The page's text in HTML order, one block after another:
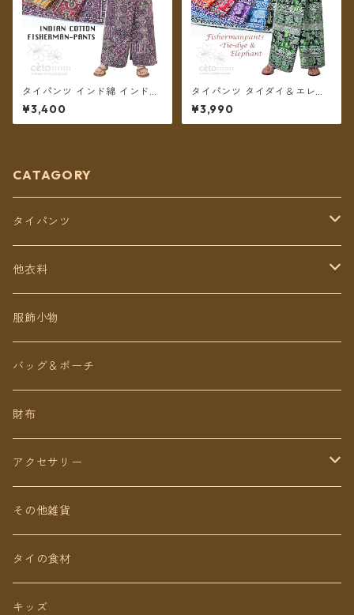
タイパンツ インド綿 インド更
紗 no.5 アジアンパッチワーク
風プリント 4カラー ロング丈
【メール便送料無料】
¥3,400
タイパンツ タイダイ＆エレフ
ァントプリント リゾパン 7カ
ラー ロング丈【メール便送料
無料】
¥3,990
CATAGORY
タイパンツ
定番無地タイパンツ
チェトオリジナル
ロング丈
ミディアム丈
ショート丈
Baby&Kids
他衣料
トップス
ワンピース
パンツ
スカート
キッズ
服飾小物
バッグ＆ポーチ
財布
アクセサリー
ピアス（イヤリング）
ネックレス
リング
その他雑貨
タイの食材
キッズ